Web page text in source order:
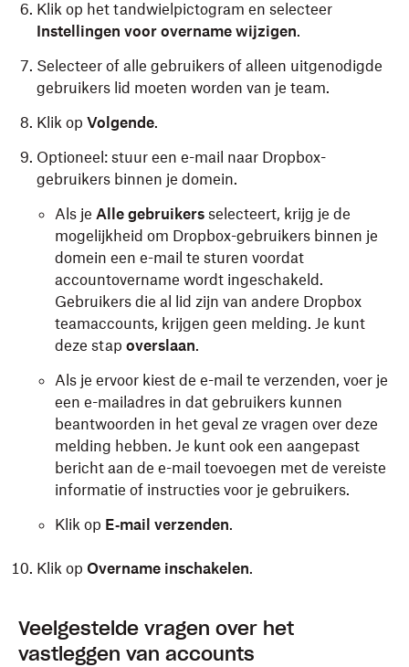
Klik op het tandwielpictogram en selecteer
Instellingen voor overname wijzigen.
Selecteer of alle gebruikers of alleen uitgenodigde
gebruikers lid moeten worden van je team.
Klik op Volgende.
Optioneel: stuur een e-mail naar Dropbox-
gebruikers binnen je domein.
Als je Alle gebruikers selecteert, krijg je de
mogelijkheid om Dropbox-gebruikers binnen je
domein een e-mail te sturen voordat
accountovername wordt ingeschakeld.
Gebruikers die al lid zijn van andere Dropbox
teamaccounts, krijgen geen melding. Je kunt
deze stap overslaan.
Als je ervoor kiest de e-mail te verzenden, voer je
een e-mailadres in dat gebruikers kunnen
beantwoorden in het geval ze vragen over deze
melding hebben. Je kunt ook een aangepast
bericht aan de e-mail toevoegen met de vereiste
informatie of instructies voor je gebruikers.
Klik op E‑mail verzenden.
Klik op Overname inschakelen.
Veelgestelde vragen over het
vastleggen van accounts